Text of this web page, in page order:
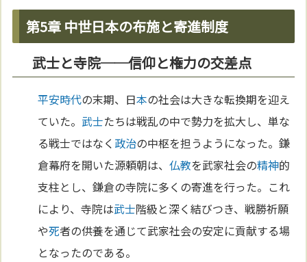
第5章 中世日本の布施と寄進制度
武士と寺院──信仰と権力の交差点
平安時代の末期、日本の社会は大きな転換期を迎え
ていた。 武士たちは戦乱の中で勢力を拡大し、単な
る戦士ではなく 政治の中枢を担うようになった。鎌
倉幕府を開いた源頼朝は、仏教を武家社会の精神的
支柱とし、鎌倉の寺院に多くの寄進を行った。これ
により、寺院は武士階級と深く結びつき、戦勝祈願
や死者の供養を通じて武家社会の安定に貢献する場
となったのである。